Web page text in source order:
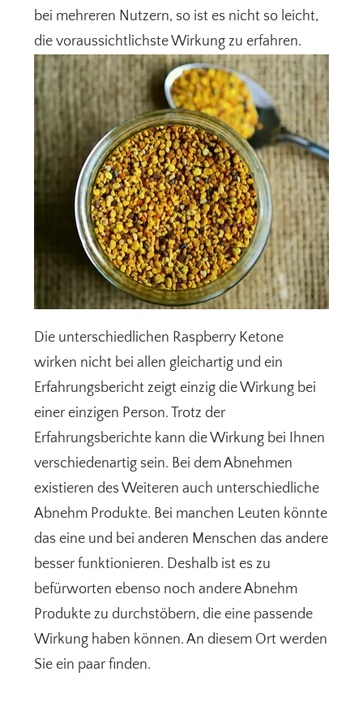
bei mehreren Nutzern, so ist es nicht so leicht,
die voraussichtlichste Wirkung zu erfahren.
Die unterschiedlichen Raspberry Ketone
wirken nicht bei allen gleichartig und ein
Erfahrungsbericht zeigt einzig die Wirkung bei
einer einzigen Person. Trotz der
Erfahrungsberichte kann die Wirkung bei Ihnen
verschiedenartig sein. Bei dem Abnehmen
existieren des Weiteren auch unterschiedliche
Abnehm Produkte. Bei manchen Leuten könnte
das eine und bei anderen Menschen das andere
besser funktionieren. Deshalb ist es zu
befürworten ebenso noch andere Abnehm
Produkte zu durchstöbern, die eine passende
Wirkung haben können. An diesem Ort werden
Sie ein paar finden.